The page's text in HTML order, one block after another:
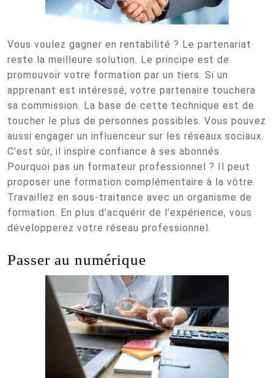
Vous voulez gagner en rentabilité ? Le partenariat
reste la meilleure solution. Le principe est de
promouvoir votre formation par un tiers. Si un
apprenant est intéressé, votre partenaire touchera
sa commission. La base de cette technique est de
toucher le plus de personnes possibles. Vous pouvez
aussi engager un influenceur sur les réseaux sociaux.
C’est sûr, il inspire confiance à ses abonnés.
Pourquoi pas un formateur professionnel ? Il peut
proposer une formation complémentaire à la vôtre.
Travaillez en sous-traitance avec un organisme de
formation. En plus d’acquérir de l’expérience, vous
développerez votre réseau professionnel.
Passer au numérique